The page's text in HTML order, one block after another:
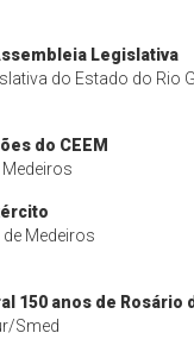
Legislativa
do Estado do Rio
do CEEM
Medeiros
150 anos de Rosário
Smed